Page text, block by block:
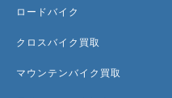
ロードバイク
クロスバイク買取
マウンテンバイク買取